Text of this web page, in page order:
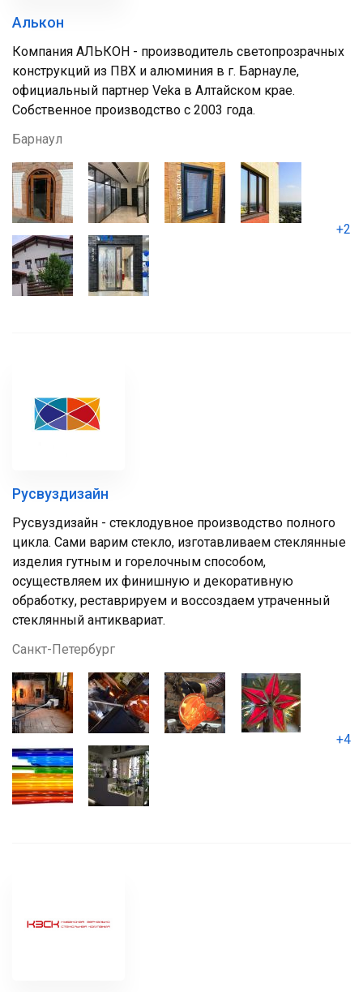
Алькон
Компания АЛЬКОН - производитель светопрозрачных
конструкций из ПВХ и алюминия в г. Барнауле,
официальный партнер Veka в Алтайском крае.
Собственное производство с 2003 года.
Барнаул
+2
Русвуздизайн
Русвуздизайн - стеклодувное производство полного
цикла. Сами варим стекло, изготавливаем стеклянные
изделия гутным и горелочным способом,
осуществляем их финишную и декоративную
обработку, реставрируем и воссоздаем утраченный
стеклянный антиквариат.
Санкт-Петербург
+4